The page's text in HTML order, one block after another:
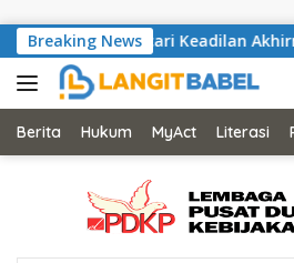
Breaking News
Mencari Keadilan Akhirnya
Berita Hukum MyAct Literasi